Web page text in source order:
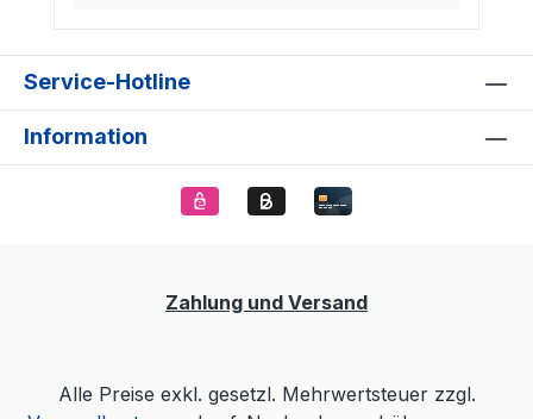
Service-Hotline
Information
Zahlung und Versand
Alle Preise exkl. gesetzl. Mehrwertsteuer zzgl.